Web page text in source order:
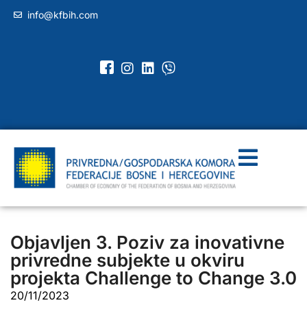
info@kfbih.com
Objavljen 3. Poziv za inovativne
privredne subjekte u okviru
projekta Challenge to Change 3.0
20/11/2023